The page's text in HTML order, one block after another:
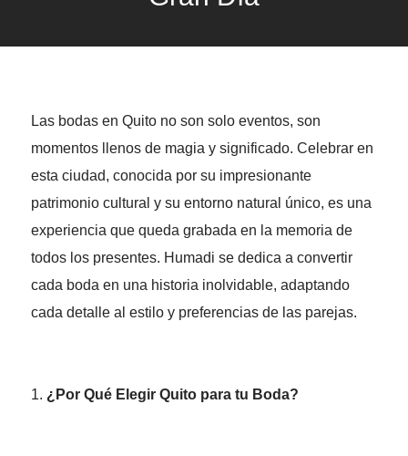
Las bodas en Quito no son solo eventos, son
momentos llenos de magia y significado. Celebrar en
esta ciudad, conocida por su impresionante
patrimonio cultural y su entorno natural único, es una
experiencia que queda grabada en la memoria de
todos los presentes. Humadi se dedica a convertir
cada boda en una historia inolvidable, adaptando
cada detalle al estilo y preferencias de las parejas.
¿Por Qué Elegir Quito para tu Boda?